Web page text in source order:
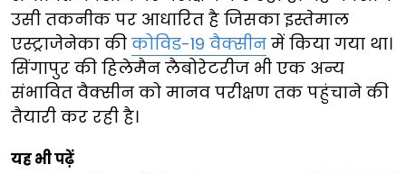
उसी तकनीक पर आधारित है जिसका इस्तेमाल
एस्ट्राजेनेका की कोविड-19 वैक्सीन में किया गया था।
सिंगापुर की हिलेमैन लैबोरेटरीज भी एक अन्य
संभावित वैक्सीन को मानव परीक्षण तक पहुंचाने की
तैयारी कर रही है।
यह भी पढ़ें